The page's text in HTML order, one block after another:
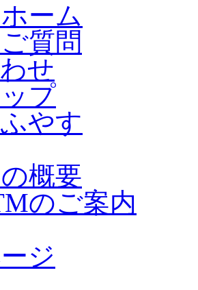
ーム
質問
せ
プ
やす
概要
のご案内
ジ